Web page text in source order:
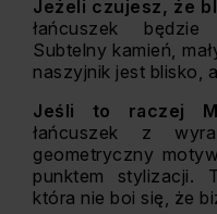
Jeżeli czujesz, że
łańcuszek będzie
Subtelny kamień,
naszyjnik jest blisko,
Jeśli to raczej
łańcuszek z
geometryczny
punktem stylizacji.
która nie boi się, że